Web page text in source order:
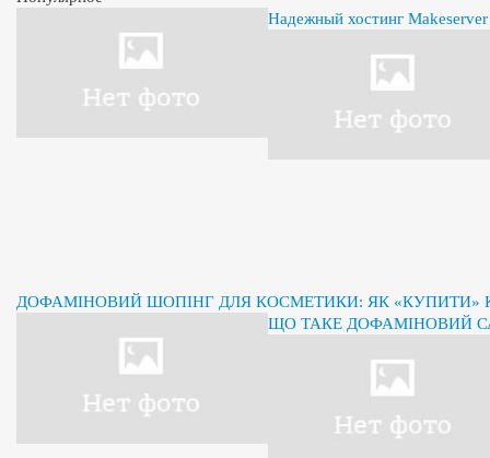
Надежный хостинг
ДОФАМІНОВИЙ ШОПІНГ ДЛЯ КОСМЕТИКИ: ЯК «КУПИТИ»
ЩО ТАКЕ ДОФАМІНОВИЙ